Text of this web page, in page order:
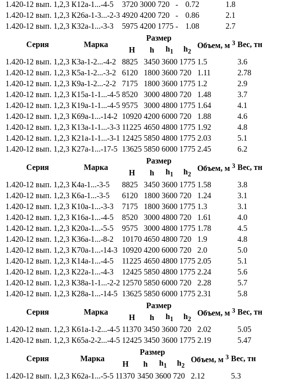
1.420-12 вып. 1,2,3 К12а-1...-4-5 3720 3000 720 - 0.72
1.8
1.420-12 вып. 1,2,3 К26а-1-3...-2-3 4920 4200 720 - 0.86
2.1
1.420-12 вып. 1,2,3 К32а-1...-3-3 5975 4200 1775 - 1.08 2.7
Серия Марка
Размер
Объем, м 3 Вес, тн
Н h h1 h2
1.420-12 вып. 1,2,3 К3а-1-2...-4-2 8825 3450 3600 1775 1.5
3.6
1.420-12 вып. 1,2,3 К5а-1-2...-3-2 6120 1800 3600 720 1.11
2.78
1.420-12 вып. 1,2,3 К9а-1-2...-2-2 7175 1800 3600 1775 1.2
2.9
1.420-12 вып. 1,2,3 К15а-1-1...-4-5 8520 3000 4800 720 1.48
3.7
1.420-12 вып. 1,2,3 К19а-1-1...-4-5 9575 3000 4800 1775 1.64
4.1
1.420-12 вып. 1,2,3 К69а-1...-14-2 10920 4200 6000 720 1.88
4.6
1.420-12 вып. 1,2,3 К13а-1-1...-3-3 11225 4650 4800 1775 1.92
4.8
1.420-12 вып. 1,2,3 К21а-1-1...-3-1 12425 5850 4800 1775 2.03
5.1
1.420-12 вып. 1,2,3 К27а-1...-17-5 13625 5850 6000 1775 2.45 6.2
Серия Марка
Размер
Объем, м 3 Вес, тн
Н h h1 h2
1.420-12 вып. 1,2,3 К4а-1...-3-5 8825 3450 3600 1775 1.58
3.8
1.420-12 вып. 1,2,3 К6а-1...-3-5 6120 1800 3600 720 1.24
3.1
1.420-12 вып. 1,2,3 К10а-1...-3-3 7175 1800 3600 1775 1.3
3.1
1.420-12 вып. 1,2,3 К16а-1...-4-5 8520 3000 4800 720 1.61
4.0
1.420-12 вып. 1,2,3 К20а-1...-5-5 9575 3000 4800 1775 1.78
4.5
1.420-12 вып. 1,2,3 К36а-1...-8-2 10170 4650 4800 720 1.9
4.8
1.420-12 вып. 1,2,3 К70а-1...-14-3 10920 4200 6000 720 2.0
5.0
1.420-12 вып. 1,2,3 К14а-1...-4-5 11225 4650 4800 1775 2.05
5.1
1.420-12 вып. 1,2,3 К22а-1...-4-3 12425 5850 4800 1775 2.24
5.6
1.420-12 вып. 1,2,3 К38а-1-1...-2-2 12570 5850 6000 720 2.28
5.7
1.420-12 вып. 1,2,3 К28а-1...-14-5 13625 5850 6000 1775 2.31 5.8
Серия Марка
Размер
Объем, м 3 Вес, тн
Н h h1 h2
1.420-12 вып. 1,2,3 К61а-1-2...-4-5 11370 3450 3600 720 2.02
5.05
1.420-12 вып. 1,2,3 К65а-2-2...-4-5 12425 3450 3600 1775 2.19 5.47
Серия Марка
Размер
Объем, м 3 Вес, тн
Н h h1 h2
1.420-12 вып. 1,2,3 К62а-1...-5-5 11370 3450 3600 720 2.12
5.3